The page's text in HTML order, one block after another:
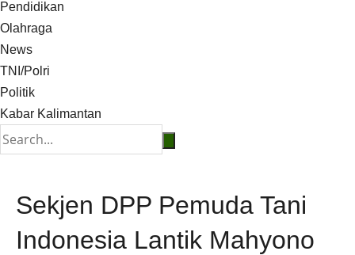
Pendidikan
Olahraga
News
TNI/Polri
Politik
Kabar Kalimantan
Sekjen DPP Pemuda Tani
Indonesia Lantik Mahyono